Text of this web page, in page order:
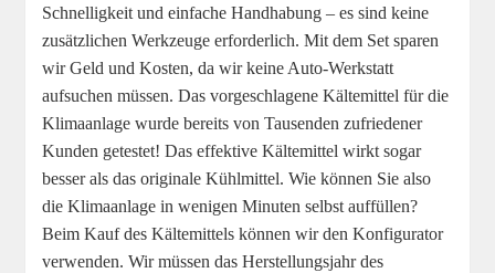
Schnelligkeit und einfache Handhabung – es sind keine
zusätzlichen Werkzeuge erforderlich. Mit dem Set sparen
wir Geld und Kosten, da wir keine Auto-Werkstatt
aufsuchen müssen. Das vorgeschlagene Kältemittel für die
Klimaanlage wurde bereits von Tausenden zufriedener
Kunden getestet! Das effektive Kältemittel wirkt sogar
besser als das originale Kühlmittel. Wie können Sie also
die Klimaanlage in wenigen Minuten selbst auffüllen?
Beim Kauf des Kältemittels können wir den Konfigurator
verwenden. Wir müssen das Herstellungsjahr des